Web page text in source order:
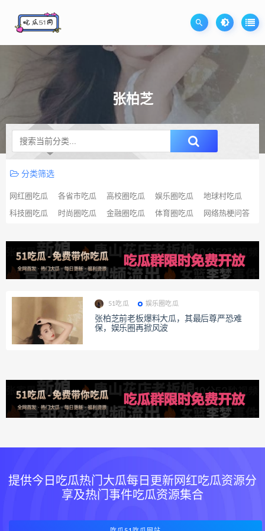
张柏芝
升级SVIP无限免费下载
分类筛选
网红圈吃瓜 各省市吃瓜 高校圈吃瓜 娱乐圈吃瓜 地球村吃瓜
科技圈吃瓜 时尚圈吃瓜 金融圈吃瓜 体育圈吃瓜 网络热梗问答
51吃瓜 娱乐圈吃瓜
张柏芝前老板爆料大瓜，其最后尊严恐难
保，娱乐圈再掀风波
提供今日吃瓜热门大瓜每日更新网红吃瓜资源分
享及热门事件吃瓜资源集合